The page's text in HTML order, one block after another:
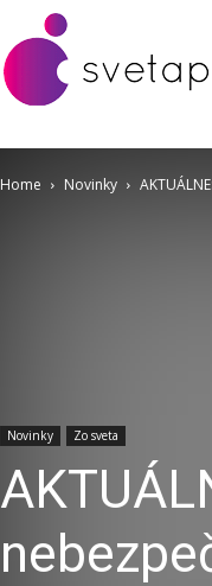
Home Novinky
Novinky Zo sveta